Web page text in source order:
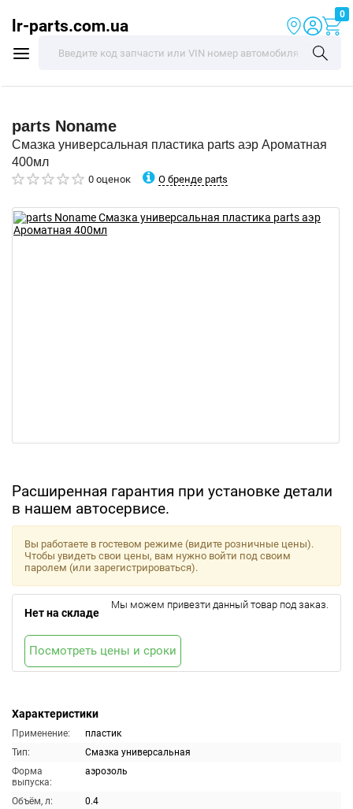
lr-parts.com.ua
0
parts Noname
Смазка универсальная пластика parts аэр Ароматная
400мл
0 оценок О бренде parts
Расширенная гарантия при установке детали
в нашем автосервисе.
Характеристики
Применение:
пластик
Тип:
Смазка универсальная
Форма
выпуска:
аэрозоль
Объём, л:
0.4
Вы работаете в гостевом режиме (видите розничные цены).
Чтобы увидеть свои цены, вам нужно войти под своим
паролем (или зарегистрироваться).
Нет на складе
Мы можем привезти данный товар под заказ.
Посмотреть цены и сроки